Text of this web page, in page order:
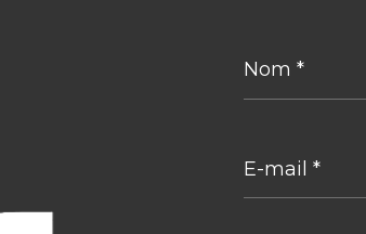
*
mail
*